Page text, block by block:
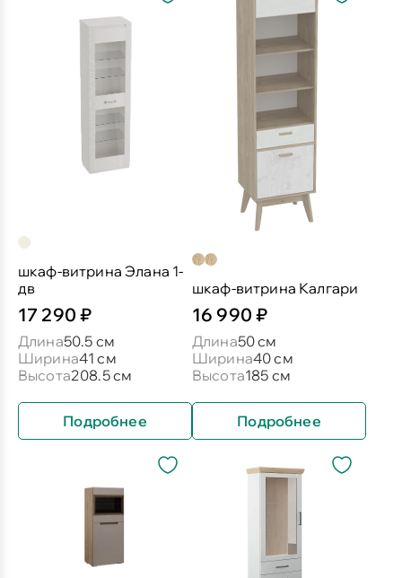
шкаф-витрина Элана 1-
дв
17 290 ₽
Длина50.5 см
Ширина41 см
Высота208.5 см
Подробнее
шкаф-витрина Калгари
16 990 ₽
Длина50 см
Ширина40 см
Высота185 см
Подробнее